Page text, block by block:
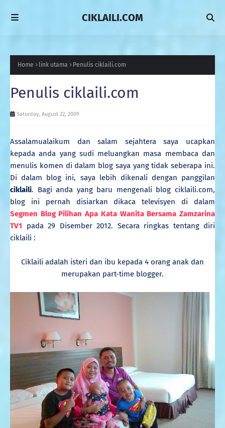
CIKLAILI.COM
Home link utama Penulis ciklaili.com
Penulis ciklaili.com
Saturday, August 22, 2009
Assalamualaikum dan salam sejahtera saya ucapkan
kepada anda yang sudi meluangkan masa membaca dan
menulis komen di dalam blog saya yang tidak seberapa ini.
Di dalam blog ini, saya lebih dikenali dengan panggilan
ciklaili. Bagi anda yang baru mengenali blog ciklaili.com,
blog ini pernah disiarkan dikaca televisyen di dalam
Segmen Blog Pilihan Apa Kata Wanita Bersama Zamzarina
TV1 pada 29 Disember 2012. Secara ringkas tentang diri
ciklaili :
Ciklaili adalah isteri dan ibu kepada 4 orang anak dan
merupakan part-time blogger.